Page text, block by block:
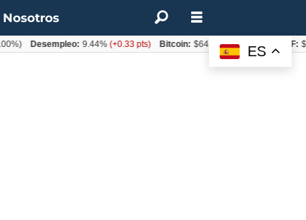
Nosotros
ES
Desempleo: 9.44%(+0.33 pts) Bitcoin: $64.600,08(+2.93%)